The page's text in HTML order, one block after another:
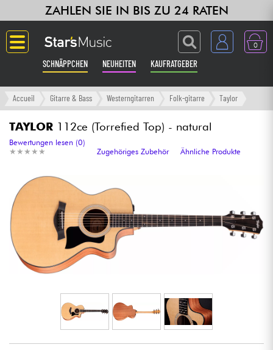
ZAHLEN SIE IN BIS ZU 24 RATEN
0
SCHNÄPPCHEN NEUHEITEN KAUFRATGEBER
Langue
Gitarre & Bass
Verstärker & Effekte
Klaviere & Piano
Synths & samplers
Studio
Mikros
Accueil Gitarre & Bass Westerngitarren Folk-gitarre Taylor
TAYLOR 112ce (Torrefied Top) - natural
★ ★ ★ ★ ★
★ ★ ★ ★ ★
Bewertungen lesen (0)
Zugehöriges Zubehör
Ähnliche Produkte